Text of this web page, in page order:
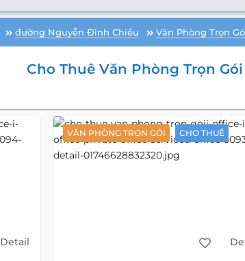
đường Nguyễn Đình Chiểu Văn Phòng Trọn
Cho Thuê Văn Phòng Trọn
Detail
VĂN PHÒNG TRỌN GÓI CHO THUÊ